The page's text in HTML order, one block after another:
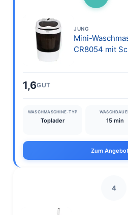
JUNG
Mini-
CR8054 mit
1,6GUT
WASCHMASCHINE-TYP
Toplader 15 min
Zum Angebot
4